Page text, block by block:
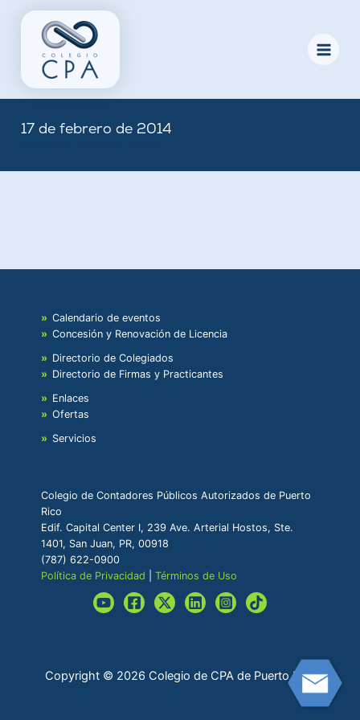
17 de febrero de 2014
Calendario de eventos
Concesión y Renovación de Licencia
Directorio de Colegiados
Directorio de Firmas y Practicantes
Enlaces
Ofertas
Servicios
Colegio de Contadores Públicos Autorizados de Puerto
Rico
Edif. Capital Center I, 239 Ave. Arterial Hostos, Ste.
1401, San Juan, PR, 00918
(787) 622-0900
Política de Privacidad |Términos de Uso
Copyright © 2026 Colegio de CPA de Puerto Rico